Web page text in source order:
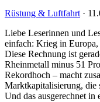
Rüstung & Luftfahrt ·
Liebe Leserinnen und
einfach: Krieg in
Diese Rechnung ist
Rheinmetall minus 51
Rekordhoch – macht
Marktkapitalisierung, die
Und das ausgerechnet